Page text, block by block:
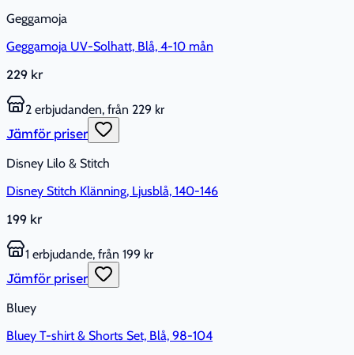
Geggamoja
Geggamoja UV-Solhatt, Blå, 4-10 mån
229 kr
2 erbjudanden, från 229 kr
Jämför priser
Disney Lilo & Stitch
Disney Stitch Klänning, Ljusblå, 140-146
199 kr
1 erbjudande, från 199 kr
Jämför priser
Bluey
Bluey T-shirt & Shorts Set, Blå, 98-104